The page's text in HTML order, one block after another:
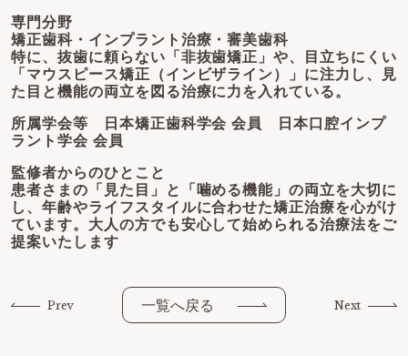
専門分野
矯正歯科・インプラント治療・審美歯科
特に、抜歯に頼らない「非抜歯矯正」や、目立ちにくい
「マウスピース矯正（インビザライン）」に注力し、見
た目と機能の両立を図る治療に力を入れている。
所属学会等 日本矯正歯科学会 会員 日本口腔インプ
ラント学会 会員
監修者からのひとこと
患者さまの「見た目」と「噛める機能」の両立を大切に
し、年齢やライフスタイルに合わせた矯正治療を心がけ
ています。大人の方でも安心して始められる治療法をご
提案いたします
Prev 一覧へ戻る Next